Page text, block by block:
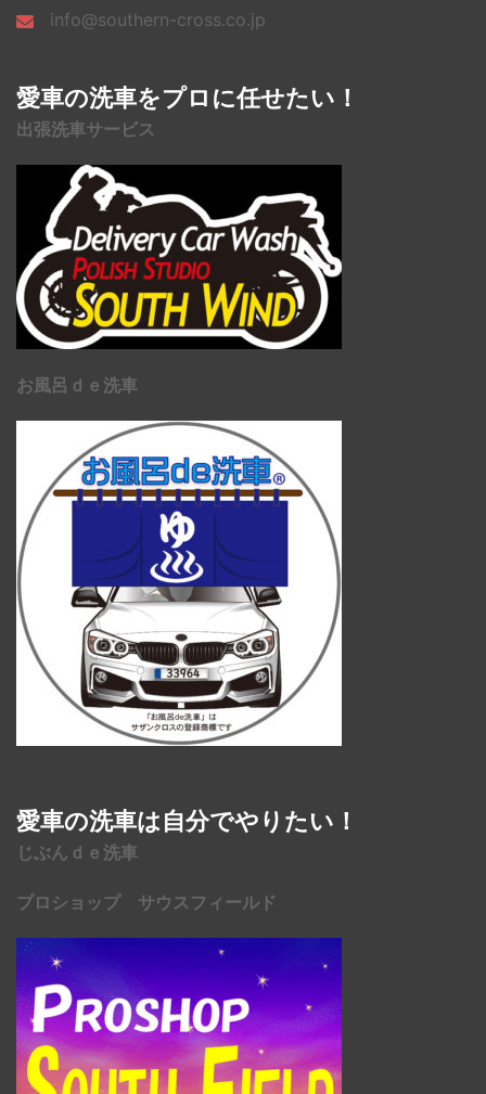
info@southern-cross.co.jp
愛車の洗車をプロに任せたい！
出張洗車サービス
お風呂ｄｅ洗車
愛車の洗車は自分でやりたい！
じぶんｄｅ洗車
プロショップ サウスフィールド